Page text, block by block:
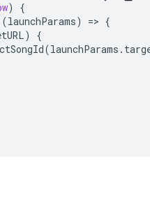
)
{
launchParams) => {
)
{
(launchParams .